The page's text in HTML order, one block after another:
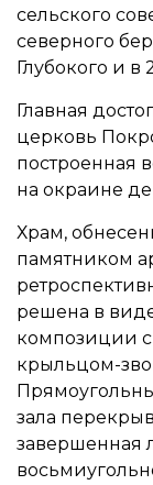
сельского
северного
Глубокого и в
Главная
церковь
построенная
на окраине
Храм,
памятником
решена в
композиции
крыльцом-
зала
завершенная